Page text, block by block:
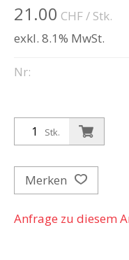
21.00 CHF/ Stk.
exkl. 8.1% MwSt.
Nr:
Stk.
Merken
Anfrage zu diesem